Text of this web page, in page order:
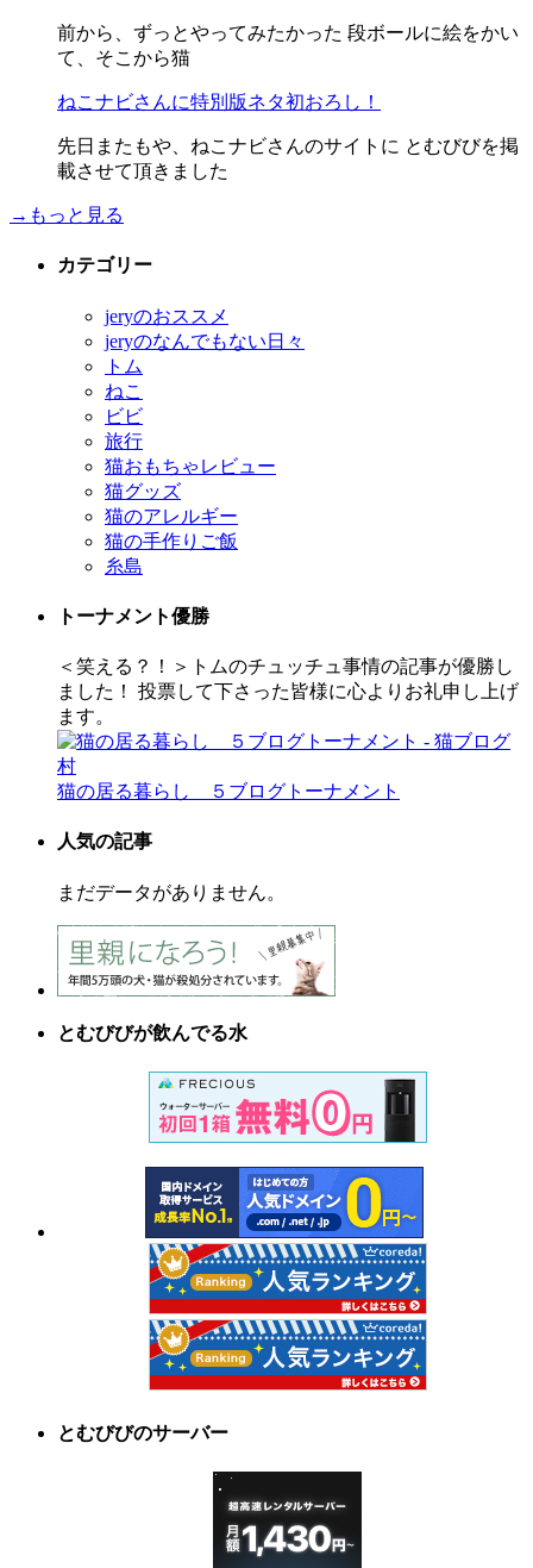
前から、ずっとやってみたかった 段ボールに絵をかい
て、そこから猫
ねこナビさんに特別版ネタ初おろし！
先日またもや、ねこナビさんのサイトに とむびびを掲
載させて頂きました
→もっと見る
カテゴリー
jeryのおススメ
jeryのなんでもない日々
トム
ねこ
ビビ
旅行
猫おもちゃレビュー
猫グッズ
猫のアレルギー
猫の手作りご飯
糸島
トーナメント優勝
＜笑える？！＞トムのチュッチュ事情の記事が優勝し
ました！ 投票して下さった皆様に心よりお礼申し上げ
ます。
猫の居る暮らし ５ブログトーナメント
人気の記事
まだデータがありません。
とむびびが飲んでる水
とむびびのサーバー